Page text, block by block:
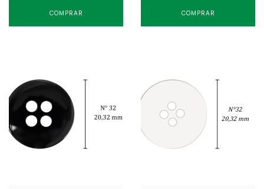
COMPRAR COMPRAR